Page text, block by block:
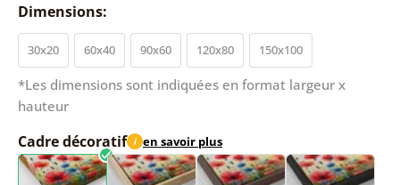
Dimensions:
30x20 60x40 90x60 120x80 150x100
*Les dimensions sont indiquées en format largeur x
hauteur
Cadre décoratif i en savoir plus